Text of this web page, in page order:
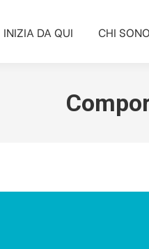
INIZIA DA QUI CHI